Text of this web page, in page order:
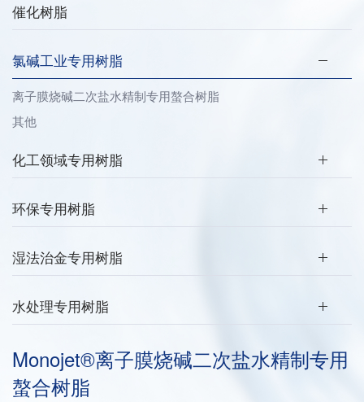
催化树脂
氯碱工业专用树脂
离子膜烧碱二次盐水精制专用螯合树脂
其他
化工领域专用树脂
环保专用树脂
湿法治金专用树脂
水处理专用树脂
Monojet®离子膜烧碱二次盐水精制专用
螯合树脂